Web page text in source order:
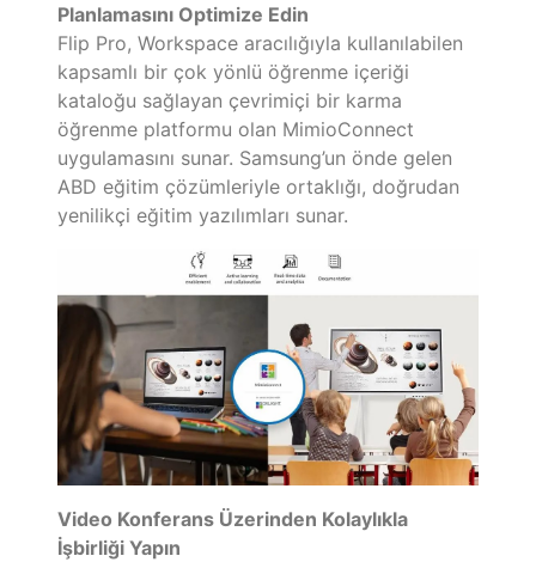
Planlamasını Optimize Edin
Flip Pro, Workspace aracılığıyla kullanılabilen
kapsamlı bir çok yönlü öğrenme içeriği
kataloğu sağlayan çevrimiçi bir karma
öğrenme platformu olan MimioConnect
uygulamasını sunar. Samsung’un önde gelen
ABD eğitim çözümleriyle ortaklığı, doğrudan
yenilikçi eğitim yazılımları sunar.
Video Konferans Üzerinden Kolaylıkla
İşbirliği Yapın